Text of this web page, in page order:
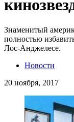
Знаменитый
полностью
Лос-Анджелесе.
Новости
20 ноября, 2017